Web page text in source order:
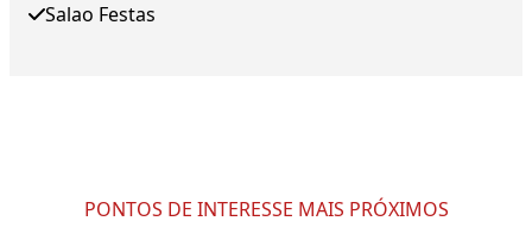
Salao Festas
PONTOS DE INTERESSE MAIS PRÓXIMOS